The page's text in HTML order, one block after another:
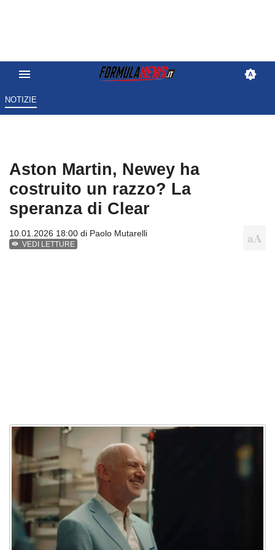
NOTIZIE
Aston Martin, Newey ha
costruito un razzo? La
speranza di Clear
10.01.2026 18:00 di Paolo Mutarelli
VEDI LETTURE